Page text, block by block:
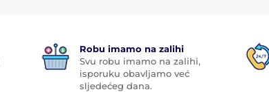
Robu imamo na zalihi
Svu robu imamo na zalihi,
isporuku obavljamo već
sljedećeg dana.